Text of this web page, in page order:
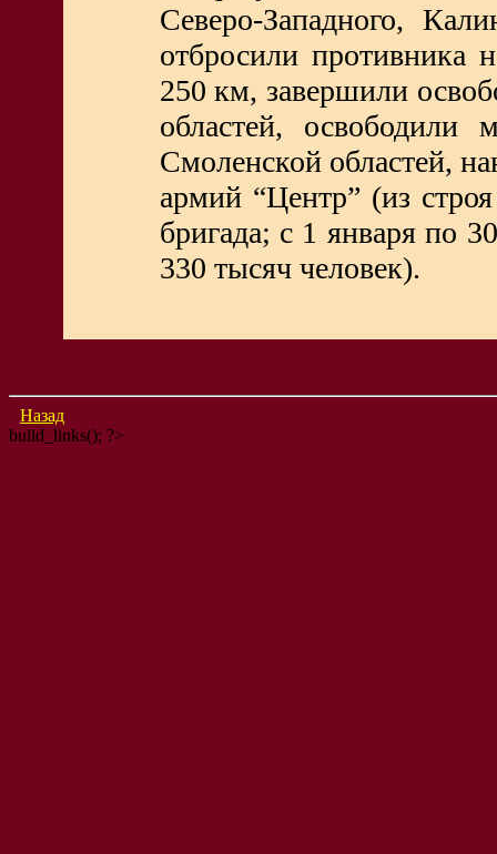
Северо-Западного,
отбросили противника
250 км, завершили
областей,
Смоленской областей,
армий “Центр” (из
бригада; с 1 января по
330 тысяч человек).
Назад
build_links(); ?>